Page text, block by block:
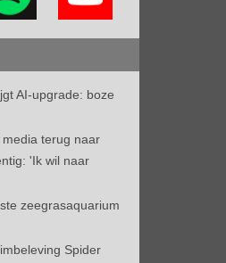
AI-upgrade: boze
terug naar
'Ik wil naar
zeegrasaquarium
Spider